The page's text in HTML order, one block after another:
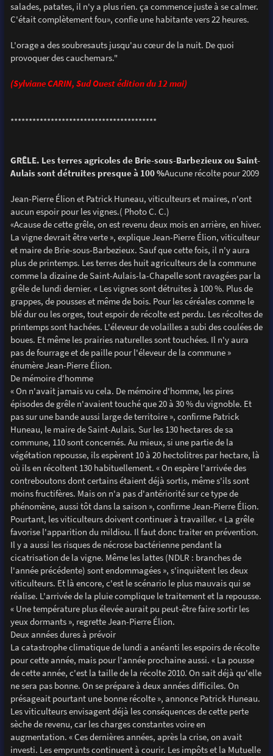
salades, patates, il n'y a plus rien. ça commence juste à se calmer.
C'était complètement fou», confie une habitante vers 22 heures.
L'orage a des soubresauts jusqu'au cœur de la nuit. De quoi
provoquer des cauchemars."
(Sylviane CARIN, Sud Ouest édition du 12 mai)
****************************************
GRÊLE. Les terres agricoles de Brie-sous-Barbezieux ou Saint-
Aulais sont détruites presque à 100 %Aucune récolte pour 2009
Jean-Pierre Élion et Patrick Huneau, viticulteurs et maires, n'ont
aucun espoir pour les vignes.( Photo C. C.)
«Acause de cette grêle, on est revenu deux mois en arrière, en hiver.
La vigne devrait être verte », explique Jean-Pierre Élion, viticulteur
et maire de Brie-sous-Barbezieux. Sauf que cette fois, il n'y aura
plus de printemps. Les terres des huit agriculteurs de la commune
comme la dizaine de Saint-Aulais-la-Chapelle sont ravagées par la
grêle de lundi dernier. « Les vignes sont détruites à 100 %. Plus de
grappes, de pousses et même de bois. Pour les céréales comme le
blé dur ou les orges, tout espoir de récolte est perdu. Les récoltes de
printemps sont hachées. L'éleveur de volailles a subi des coulées de
boues. Et même les prairies naturelles sont touchées. Il n'y aura
pas de fourrage et de paille pour l'éleveur de la commune »
énumère Jean-Pierre Élion.
De mémoire d'homme
« On n'avait jamais vu cela. De mémoire d'homme, les pires
épisodes de grêle n'avaient touché que 20 à 30 % du vignoble. Et
pas sur une bande aussi large de territoire », confirme Patrick
Huneau, le maire de Saint-Aulais. Sur les 130 hectares de sa
commune, 110 sont concernés. Au mieux, si une partie de la
végétation repousse, ils espèrent 10 à 20 hectolitres par hectare, là
où ils en récoltent 130 habituellement. « On espère l'arrivée des
contreboutons dont certains étaient déjà sortis, même s'ils sont
moins fructifères. Mais on n'a pas d'antériorité sur ce type de
phénomène, aussi tôt dans la saison », confirme Jean-Pierre Élion.
Pourtant, les viticulteurs doivent continuer à travailler. « La grêle
favorise l'apparition du mildiou. Il faut donc traiter en prévention.
Il y a aussi les risques de nécrose bactérienne pendant la
cicatrisation de la vigne. Même les lattes (NDLR : branches de
l'année précédente) sont endommagées », s'inquiètent les deux
viticulteurs. Et là encore, c'est le scénario le plus mauvais qui se
réalise. L'arrivée de la pluie complique le traitement et la repousse.
« Une température plus élevée aurait pu peut-être faire sortir les
yeux dormants », regrette Jean-Pierre Élion.
Deux années dures à prévoir
La catastrophe climatique de lundi a anéanti les espoirs de récolte
pour cette année, mais pour l'année prochaine aussi. « La pousse
de cette année, c'est la taille de la récolte 2010. On sait déjà qu'elle
ne sera pas bonne. On se prépare à deux années difficiles. On
présageait pourtant une bonne récolte », annonce Patrick Huneau.
Les viticulteurs envisagent déjà les conséquences de cette perte
sèche de revenu, car les charges constantes voire en
augmentation. « Ces dernières années, après la crise, on avait
investi. Les emprunts continuent à courir. Les impôts et la Mutuelle